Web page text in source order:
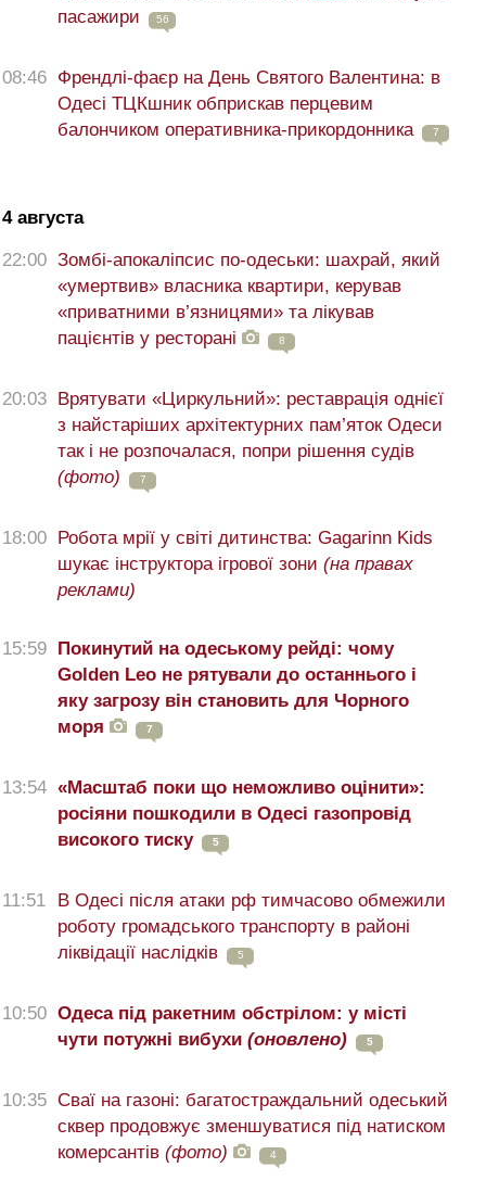
пасажири
56
08:46 Френдлі-фаєр на День Святого Валентина: в
Одесі ТЦКшник обприскав перцевим
балончиком оперативника-прикордонника
7
4 августа
22:00 Зомбі-апокаліпсис по-одеськи: шахрай, який
«умертвив» власника квартири, керував
«приватними в’язницями» та лікував
пацієнтів у ресторані
8
20:03 Врятувати «Циркульний»: реставрація однієї
з найстаріших архітектурних пам’яток Одеси
так і не розпочалася, попри рішення судів
(фото)
7
18:00 Робота мрії у світі дитинства: Gagarinn Kids
шукає інструктора ігрової зони (на правах
реклами)
15:59 Покинутий на одеському рейді: чому
Golden Leo не рятували до останнього і
яку загрозу він становить для Чорного
моря
7
13:54 «Масштаб поки що неможливо оцінити»:
росіяни пошкодили в Одесі газопровід
високого тиску
5
11:51
В Одесі після атаки рф тимчасово обмежили
роботу громадського транспорту в районі
ліквідації наслідків
5
10:50 Одеса під ракетним обстрілом: у місті
чути потужні вибухи (оновлено) 5
10:35 Сваї на газоні: багатостраждальний одеський
сквер продовжує зменшуватися під натиском
комерсантів (фото) 4